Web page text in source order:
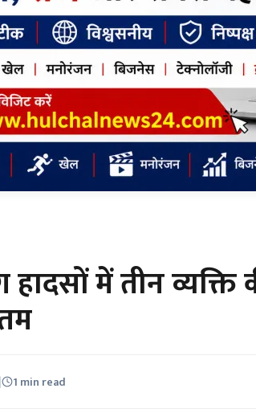
में तीन व्यक्ति
| 1 min read